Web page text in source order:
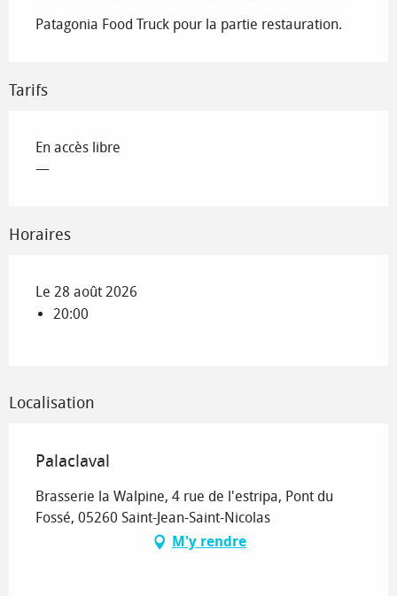
Patagonia Food Truck pour la partie restauration.
Tarifs
En accès libre
—
Horaires
Le 28 août 2026
20:00
Localisation
Palaclaval
Brasserie la Walpine, 4 rue de l'estripa, Pont du
Fossé, 05260 Saint-Jean-Saint-Nicolas
M'y rendre